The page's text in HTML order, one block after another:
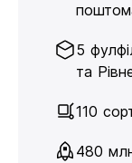
5
та
110
480